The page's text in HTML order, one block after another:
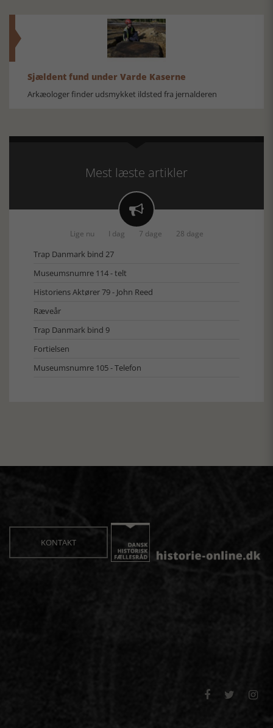
Sjældent fund under Varde Kaserne
Arkæologer finder udsmykket ildsted fra jernalderen
Mest læste artikler

Lige nu I dag 7 dage 28 dage
Trap Danmark bind 27
Museumsnumre 114 - telt
Historiens Aktører 79 - John Reed
Ræveår
Trap Danmark bind 9
Fortielsen
Museumsnumre 105 - Telefon
KONTAKT
  